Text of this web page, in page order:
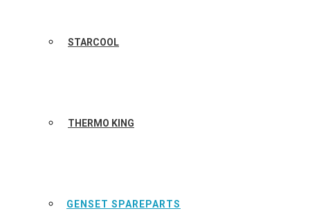
STARCOOL
THERMO KING
GENSET SPAREPARTS